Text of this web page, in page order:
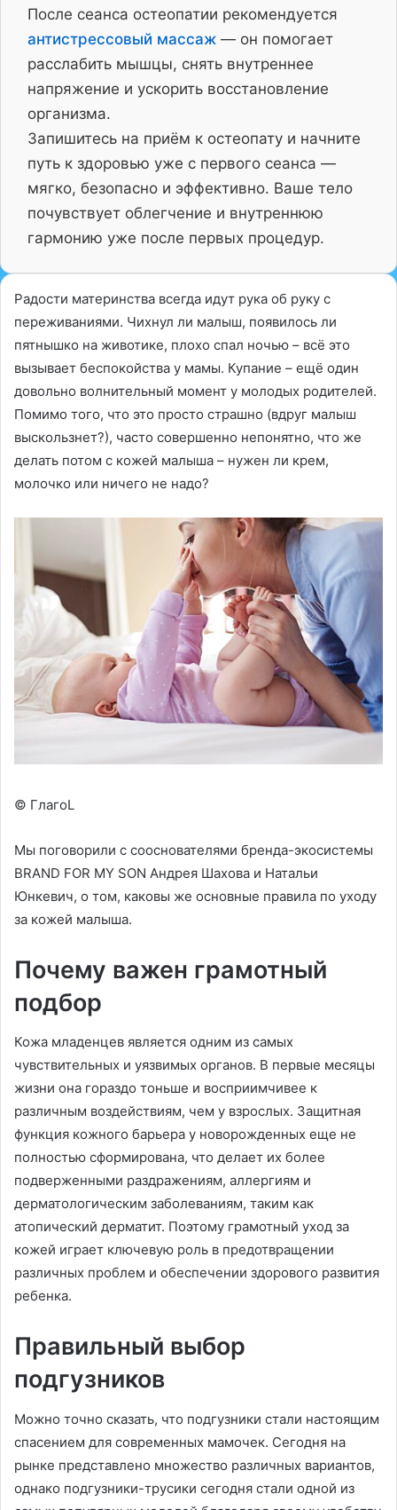
После сеанса остеопатии рекомендуется
антистрессовый массаж — он помогает
расслабить мышцы, снять внутреннее
напряжение и ускорить восстановление
организма.
Запишитесь на приём к остеопату и начните
путь к здоровью уже с первого сеанса —
мягко, безопасно и эффективно. Ваше тело
почувствует облегчение и внутреннюю
гармонию уже после первых процедур.
Радости материнства всегда идут рука об руку с
переживаниями. Чихнул ли малыш, появилось ли
пятнышко на животике, плохо спал ночью – всё это
вызывает беспокойства у мамы. Купание – ещё один
довольно волнительный момент у молодых родителей.
Помимо того, что это просто страшно (вдруг малыш
выскользнет?), часто совершенно непонятно, что же
делать потом с кожей малыша – нужен ли крем,
молочко или ничего не надо?
© ГлагоL
Мы поговорили с сооснователями бренда-экосистемы
BRAND FOR MY SON Андрея Шахова и Натальи
Юнкевич, о том, каковы же основные правила по уходу
за кожей малыша.
Почему важен грамотный
подбор
Кожа младенцев является одним из самых
чувствительных и уязвимых органов. В первые месяцы
жизни она гораздо тоньше и восприимчивее к
различным воздействиям, чем у взрослых. Защитная
функция кожного барьера у новорожденных еще не
полностью сформирована, что делает их более
подверженными раздражениям, аллергиям и
дерматологическим заболеваниям, таким как
атопический дерматит. Поэтому грамотный уход за
кожей играет ключевую роль в предотвращении
различных проблем и обеспечении здорового развития
ребенка.
Правильный выбор
подгузников
Можно точно сказать, что подгузники стали настоящим
спасением для современных мамочек. Сегодня на
рынке представлено множество различных вариантов,
однако подгузники-трусики сегодня стали одной из